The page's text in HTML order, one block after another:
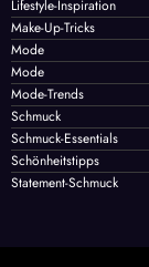
Lifestyle-Inspiration
Make-Up-Tricks
Mode
Mode
Mode-Trends
Schmuck
Schmuck-Essentials
Schönheitstipps
Statement-Schmuck